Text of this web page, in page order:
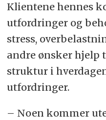
Klientene hennes
utfordringer og
stress,
andre ønsker hjelp
struktur i
utfordringer.
– Noen kommer